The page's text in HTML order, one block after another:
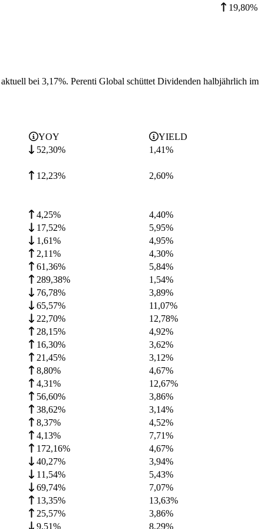
19,80%
bei 3,17%. Perenti Global schüttet Dividenden halbjährlich im
YOY
YIELD
52,30% 1,41%
12,23% 2,60%
4,25% 4,40%
17,52% 5,95%
1,61% 4,95%
2,11% 4,30%
61,36% 5,84%
289,38% 1,54%
76,78% 3,89%
65,57% 11,07%
22,70% 12,78%
28,15% 4,92%
16,30% 3,62%
21,45% 3,12%
8,80% 4,67%
4,31% 12,67%
56,60% 3,86%
38,62% 3,14%
8,37% 4,52%
4,13% 7,71%
172,16% 4,67%
40,27% 3,94%
11,54% 5,43%
69,74% 7,07%
13,35% 13,63%
25,57% 3,86%
9,51% 8,29%